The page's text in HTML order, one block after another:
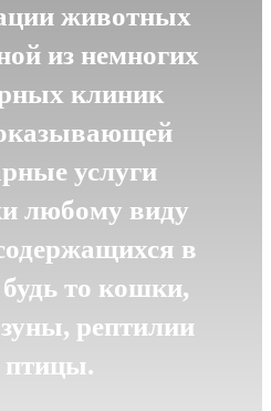
животных
из немногих
клиник
услуги
любому виду
в
то кошки,
рептилии
птицы.